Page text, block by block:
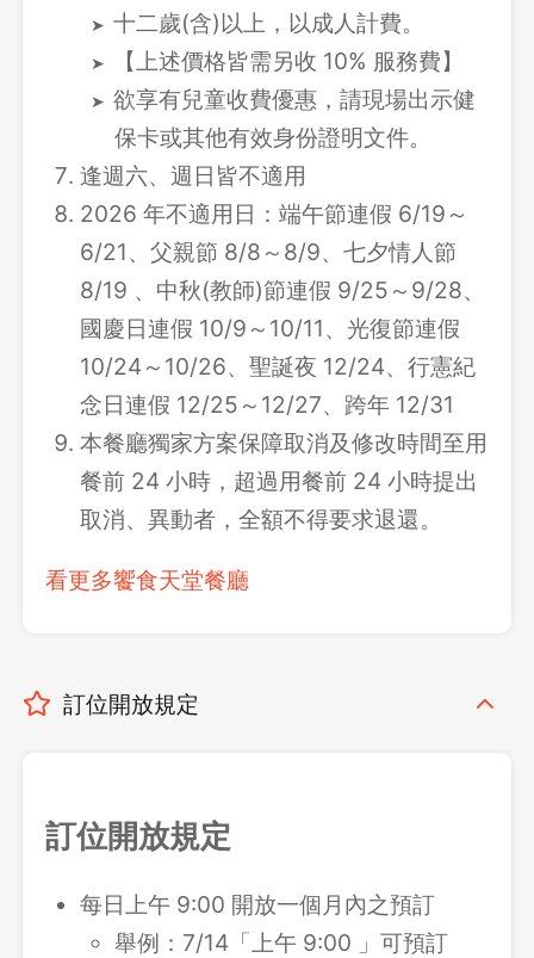
十二歲(含)以上，以成人計費。
【上述價格皆需另收 10% 服務費】
欲享有兒童收費優惠，請現場出示健
保卡或其他有效身份證明文件。
逢週六、週日皆不適用
2026 年不適用日：端午節連假 6/19～
6/21、父親節 8/8～8/9、七夕情人節
8/19 、中秋(教師)節連假 9/25～9/28、
國慶日連假 10/9～10/11、光復節連假
10/24～10/26、聖誕夜 12/24、行憲紀
念日連假 12/25～12/27、跨年 12/31
本餐廳獨家方案保障取消及修改時間至用
餐前 24 小時，超過用餐前 24 小時提出
取消、異動者，全額不得要求退還。
看更多饗食天堂餐廳
訂位開放規定
訂位開放規定
每日上午 9:00 開放一個月內之預訂
舉例：7/14「上午 9:00 」可預訂